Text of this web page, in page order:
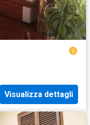
Visualizza dettagli